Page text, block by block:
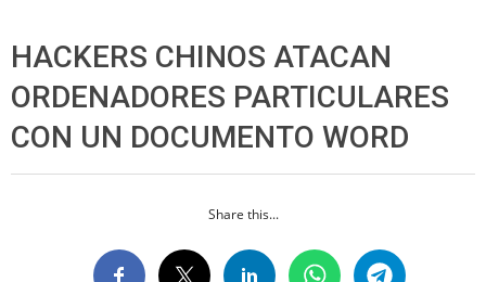
HACKERS CHINOS ATACAN
ORDENADORES PARTICULARES
CON UN DOCUMENTO WORD
Share this...